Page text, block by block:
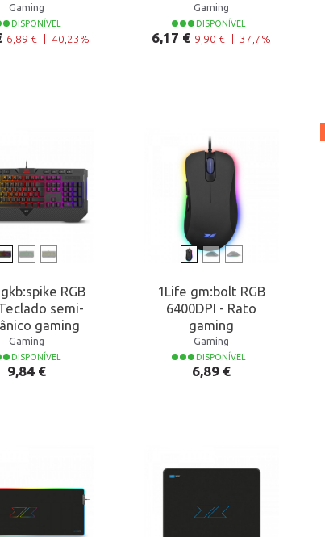
Gaming
DISPONÍVEL
6,89 € -40,23%
Gaming
DISPONÍVEL
Preço normal
Preço
6,17 € 9,90 € |-37,7%
RGB
semi-
gaming
Gaming
DISPONÍVEL
Preço
9,84 €
1Life gm:bolt RGB
6400DPI - Rato
gaming
Gaming
DISPONÍVEL
Preço
6,89 €